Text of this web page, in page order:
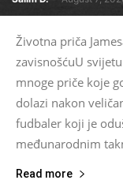
Životna priča
zavisnošćuU
mnoge priče koje
dolazi nakon
fudbaler koji je
međunarodnim
Read more